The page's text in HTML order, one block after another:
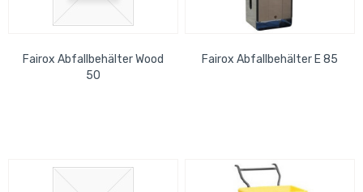
Fairox Abfallbehälter Wood
50
Fairox Abfallbehälter E 85